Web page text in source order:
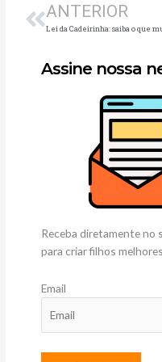
ANTERIOR
Assine nossa
Receba diretamente no
para criar filhos
Email